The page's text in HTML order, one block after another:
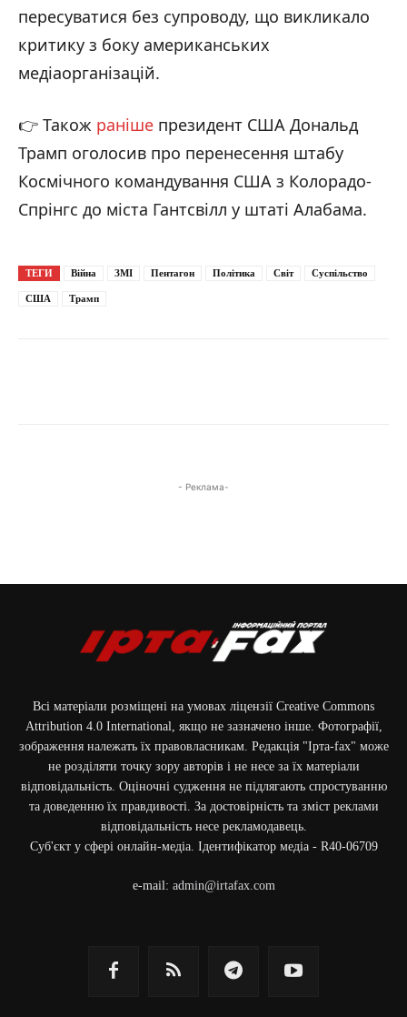
пересуватися без супроводу, що викликало
критику з боку американських
медіаорганізацій.
👉 Також раніше президент США Дональд
Трамп оголосив про перенесення штабу
Космічного командування США з Колорадо-
Спрінгс до міста Гантсвілл у штаті Алабама.
ТЕГИ Війна ЗМІ Пентагон Політика Світ Суспільство
США Трамп
- Реклама-
Всі матеріали розміщені на умовах ліцензії Creative Commons
Attribution 4.0 International, якщо не зазначено інше. Фотографії,
зображення належать їх правовласникам. Редакція "Ірта-fax" може
не розділяти точку зору авторів і не несе за їх матеріали
відповідальність. Оціночні судження не підлягають спростуванню
та доведенню їх правдивості. За достовірність та зміст реклами
відповідальність несе рекламодавець.
Cуб'єкт у сфері онлайн-медіа. Ідентифікатор медіа - R40-06709
e-mail: admin@irtafax.com